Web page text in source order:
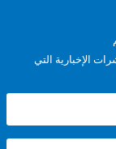
التي